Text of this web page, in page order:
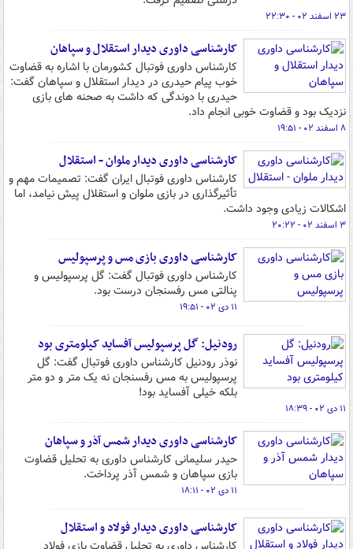
۲۳ اسفند ۰۲ - ۲۲:۳۰
کارشناسی داوری دیدار استقلال و سپاهان
کارشناس داوری فوتبال کشورمان با اشاره به قضاوت
خوب پیام حیدری در دیدار استقلال و سپاهان گفت:
حیدری با دوندگی که داشت به صحنه های بازی
نزدیک بود و قضاوت خوبی انجام داد.
۸ اسفند ۰۲ - ۱۹:۵۱
کارشناسی داوری دیدار ملوان - استقلال
کارشناس داوری فوتبال ایران گفت: تصمیمات مهم و
تأثیرگذاری در بازی ملوان و استقلال پیش نیامد، اما
اشکالات زیادی وجود داشت.
۳ اسفند ۰۲ - ۲۰:۲۲
کارشناسی داوری بازی مس و پرسپولیس
کارشناس داوری فوتبال گفت: گل پرسپولیس و
پنالتی مس رفسنجان درست بود.
۱۱ دی ۰۲ - ۱۹:۵۱
رودنیل: گل پرسپولیس آفساید کیلومتری بود
نوذر رودنیل کارشناس داوری فوتبال گفت: گل
پرسپولیس به مس رفسنجان نه یک متر و دو متر
بلکه خیلی آفساید بود!
۱۱ دی ۰۲ - ۱۸:۳۹
کارشناسی داوری دیدار شمس آذر و سپاهان
حیدر سلیمانی کارشناس داوری به تحلیل قضاوت
بازی سپاهان و شمس آذر پرداخت.
۱۱ دی ۰۲ - ۱۸:۱۱
کارشناسی داوری دیدار فولاد و استقلال